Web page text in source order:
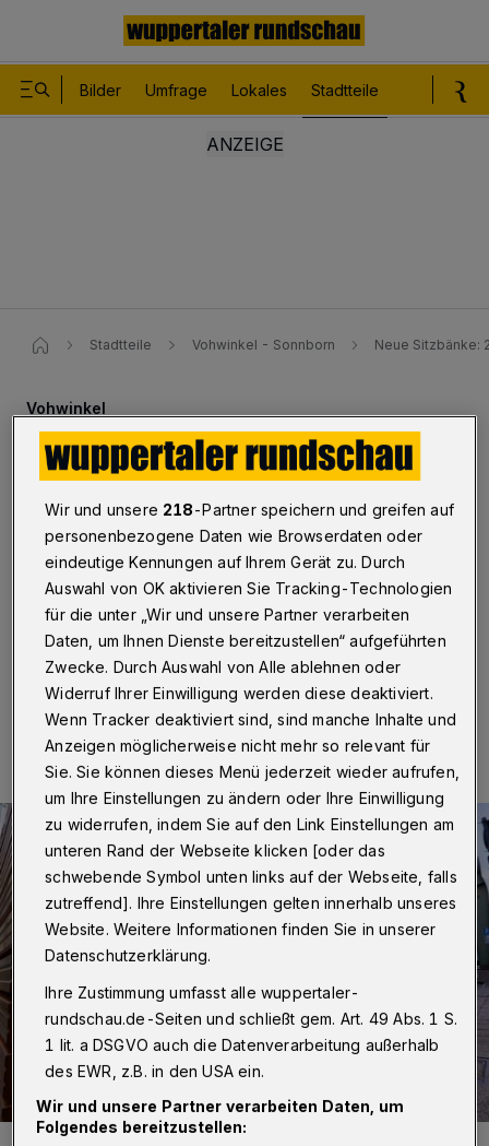
Bilder Umfrage Lokales Stadtteile
Stadtteile Vohwinkel - Sonnborn Neue Sitzbänke:
Vohwinkel
Neue Sitzbänke: 264.000 Euro,
aber nicht alles verbaut
Wuppertal· Sitzbänke auf Parkplätzen aufzustellen
sorgt für Gesprächsstoff – sowie die Rundschau-
Titelgeschichte „Nächster Sitzbank-Aufreger?“ am
vergangenen Samstag (12. Juli 2025).
19.07.2025 , 10:45 Uhr Eine Minute Lesezeit
Wir und unsere 218-Partner speichern und greifen auf
personenbezogene Daten wie Browserdaten oder
eindeutige Kennungen auf Ihrem Gerät zu. Durch
Auswahl von OK aktivieren Sie Tracking-Technologien
für die unter „Wir und unsere Partner verarbeiten
Daten, um Ihnen Dienste bereitzustellen“ aufgeführten
Zwecke. Durch Auswahl von Alle ablehnen oder
Widerruf Ihrer Einwilligung werden diese deaktiviert.
Wenn Tracker deaktiviert sind, sind manche Inhalte und
Anzeigen möglicherweise nicht mehr so relevant für
Sie. Sie können dieses Menü jederzeit wieder aufrufen,
um Ihre Einstellungen zu ändern oder Ihre Einwilligung
zu widerrufen, indem Sie auf den Link Einstellungen am
unteren Rand der Webseite klicken [oder das
schwebende Symbol unten links auf der Webseite, falls
zutreffend]. Ihre Einstellungen gelten innerhalb unseres
Website. Weitere Informationen finden Sie in unserer
Datenschutzerklärung.
Ihre Zustimmung umfasst alle wuppertaler-
rundschau.de-Seiten und schließt gem. Art. 49 Abs. 1 S.
1 lit. a DSGVO auch die Datenverarbeitung außerhalb
des EWR, z.B. in den USA ein.
Wir und unsere Partner verarbeiten Daten, um
Folgendes bereitzustellen: